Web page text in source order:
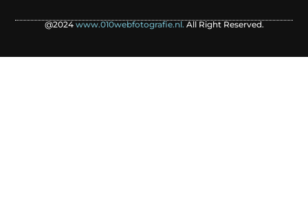
@2024 www.010webfotografie.nl. All Right Reserved.